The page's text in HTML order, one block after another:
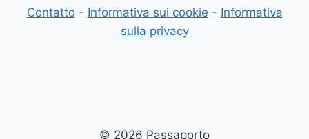
Contatto- Informativa sui cookie - Informativa
sulla privacy
© 2026 Passaporto